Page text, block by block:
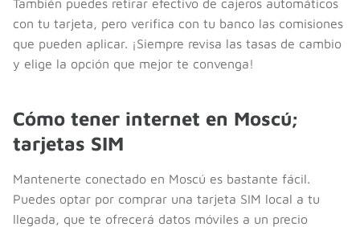
También puedes retirar efectivo de cajeros automáticos
con tu tarjeta, pero verifica con tu banco las comisiones
que pueden aplicar. ¡Siempre revisa las tasas de cambio
y elige la opción que mejor te convenga!
Cómo tener internet en Moscú;
tarjetas SIM
Mantenerte conectado en Moscú es bastante fácil.
Puedes optar por comprar una tarjeta SIM local a tu
llegada, que te ofrecerá datos móviles a un precio